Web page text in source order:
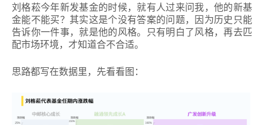
刘格菘今年新发基金的时候，就有人过来问我，他的新基
金能不能买？其实这是个没有答案的问题，因为历史只能
告诉你一件事，就是他的风格。只有明白了风格，再去匹
配市场环境，才知道合不合适。
思路都写在数据里，先看看图：